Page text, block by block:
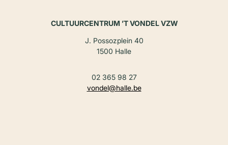
CULTUURCENTRUM ’T VONDEL VZW
J. Possozplein 40
1500 Halle
02 365 98 27
vondel@halle.be